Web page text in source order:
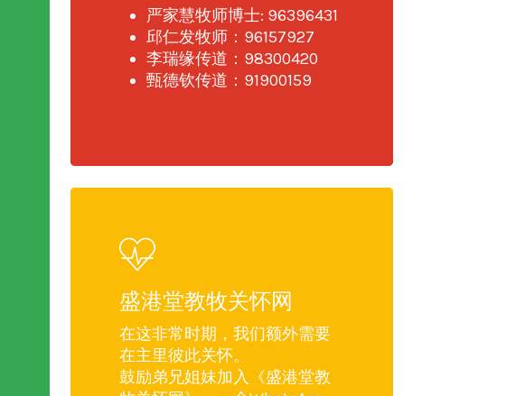
严家慧牧师博士: 96396431
邱仁发牧师：96157927
李瑞缘传道：98300420
甄德钦传道：91900159
盛港堂教牧关怀网
在这非常时期，我们额外需要
在主里彼此关怀。
鼓励弟兄姐妹加入《盛港堂教